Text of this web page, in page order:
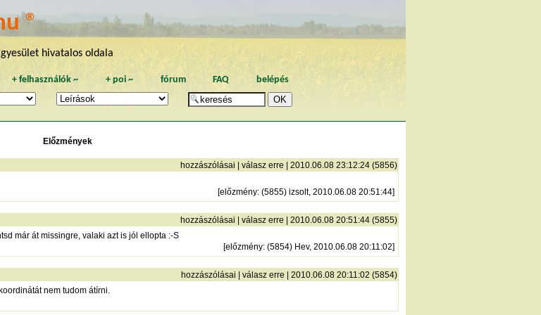
®
hivatalos oldala
+felhasználók ~ + poi~ fórum FAQ belépés
Előzmények
hozzászólásai válasz erre | 2010.06.08 23:12:24 (5856)
[előzmény: (5855) izsolt, 2010.06.08 20:51:44]
hozzászólásai válasz erre | 2010.06.08 20:51:44 (5855)
már át missingre, valaki azt is jól ellopta :-S
[előzmény: (5854) Hev, 2010.06.08 20:11:02]
hozzászólásai válasz erre | 2010.06.08 20:11:02 (5854)
nem tudom átírni.